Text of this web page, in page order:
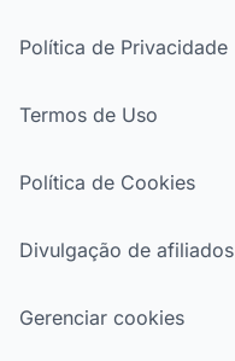
Política de Privacidade
Termos de Uso
Política de Cookies
Divulgação de afiliados
Gerenciar cookies